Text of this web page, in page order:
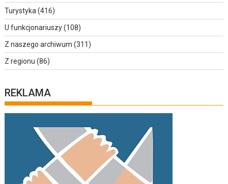
Turystyka(416)
U funkcjonariuszy(108)
Z naszego archiwum (311)
Z regionu (86)
REKLAMA